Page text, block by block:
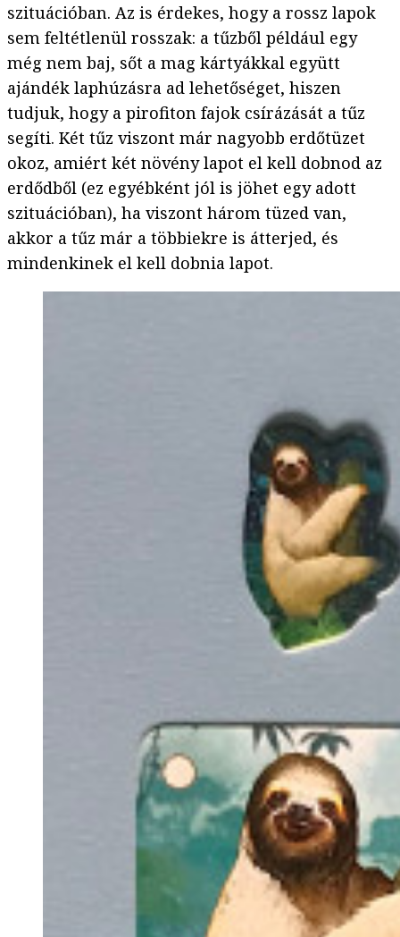
szituációban. Az is érdekes, hogy a rossz lapok
sem feltétlenül rosszak: a tűzből például egy
még nem baj, sőt a mag kártyákkal együtt
ajándék laphúzásra ad lehetőséget, hiszen
tudjuk, hogy a pirofiton fajok csírázását a tűz
segíti. Két tűz viszont már nagyobb erdőtüzet
okoz, amiért két növény lapot el kell dobnod az
erdődből (ez egyébként jól is jöhet egy adott
szituációban), ha viszont három tüzed van,
akkor a tűz már a többiekre is átterjed, és
mindenkinek el kell dobnia lapot.